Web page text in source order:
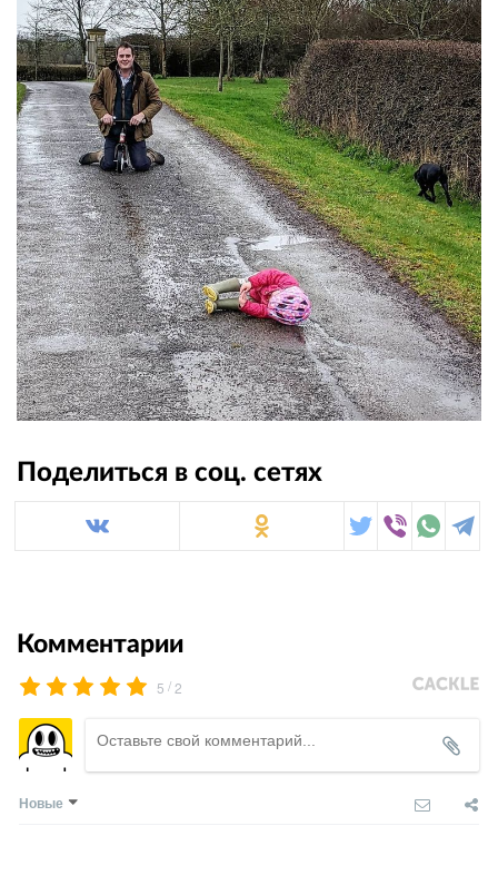
Поделиться в соц. сетях
Комментарии
5 /2
Новые